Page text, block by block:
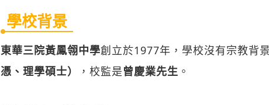
學校背景
東華三院黃鳳翎中學創立於1977年，學校沒有宗教背
憑、理學碩士）
，校監是曾慶業先生 。